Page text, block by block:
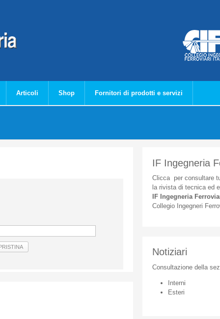
Articoli Shop Fornitori di prodotti e servizi
IF Ingegneria
Cliccaper consultare
la rivista di tecnica ed
IF Ingegneria
Collegio
Ingegneri
Notiziari
Consultazione della
Interni
Esteri